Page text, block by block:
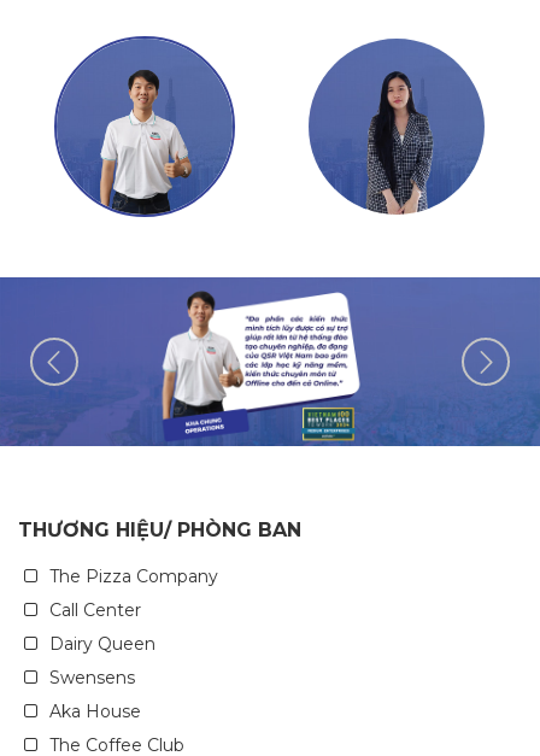
THƯƠNG HIỆU/ PHÒNG BAN
The Pizza Company
Call Center
Dairy Queen
Swensens
Aka House
The Coffee Club